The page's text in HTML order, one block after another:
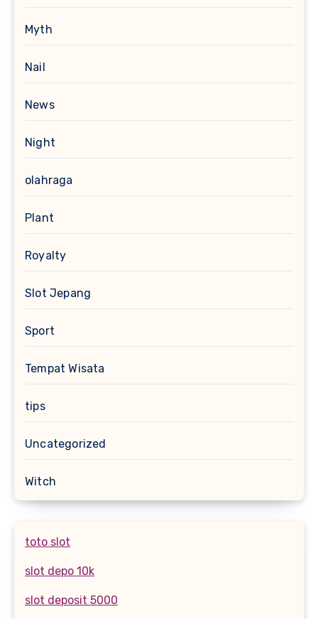
Myth
Nail
News
Night
olahraga
Plant
Royalty
Slot Jepang
Sport
Tempat Wisata
tips
Uncategorized
Witch
toto slot
slot depo 10k
slot deposit 5000